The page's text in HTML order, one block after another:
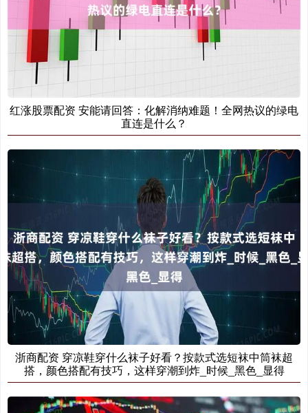
红涨股票配资 安能请回答：化解消纳难题！全网热议的绿电
直连是什么？
浙商配资 穿凉鞋穿什么袜子好看？按款式选短袜中筒袜超
搭，颜色搭配有技巧，这样穿潮到炸_时候_黑色_显得